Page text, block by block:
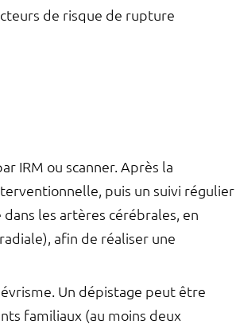
de risque de rupture
IRM ou scanner. Après la
puis un suivi régulier
les artères cérébrales, en
afin de réaliser une
Un dépistage peut être
familiaux (au moins deux